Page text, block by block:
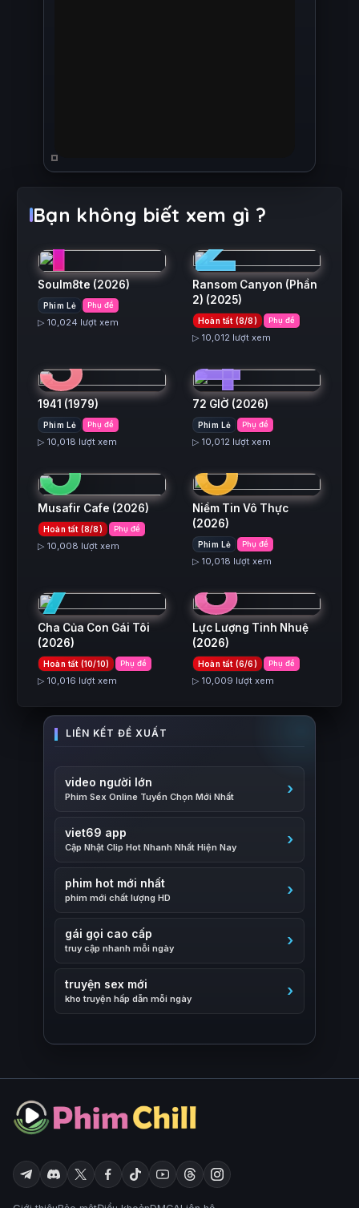
Bạn không biết xem gì ?
1
Soulm8te (2026)
Phim Lẻ Phụ đề
▷ 10,024 lượt xem
2
Ransom Canyon (Phần
2) (2025)
Hoàn tất (8/8) Phụ đề
▷ 10,012 lượt xem
3
1941 (1979)
Phim Lẻ Phụ đề
▷ 10,018 lượt xem
4
72 GIỜ (2026)
Phim Lẻ Phụ đề
▷ 10,012 lượt xem
5
Musafir Cafe (2026)
Hoàn tất (8/8) Phụ đề
▷ 10,008 lượt xem
6
Niềm Tin Vô Thực
(2026)
Phim Lẻ Phụ đề
▷ 10,018 lượt xem
7
Cha Của Con Gái Tôi
(2026)
Hoàn tất (10/10) Phụ đề
▷ 10,016 lượt xem
8
Lực Lượng Tinh Nhuệ
(2026)
Hoàn tất (6/6) Phụ đề
▷ 10,009 lượt xem
video người lớn
Phim Sex Online Tuyển Chọn Mới Nhất
viet69 app
Cập Nhật Clip Hot Nhanh Nhất Hiện Nay
phim hot mới nhất
phim mới chất lượng HD
gái gọi cao cấp
truy cập nhanh mỗi ngày
truyện sex mới
kho truyện hấp dẫn mỗi ngày